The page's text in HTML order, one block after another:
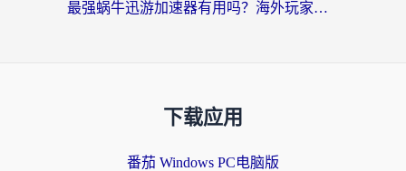
最强蜗牛迅游加速器有用吗？海外玩家国服游戏加速避坑指南（附德国玩忍者必须死3流星蝴蝶剑解决办法）
下载应用
番茄 Windows PC电脑版